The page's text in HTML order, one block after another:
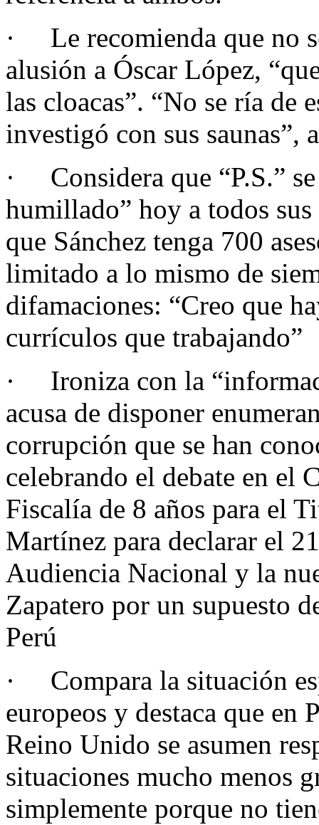
· Le recomienda que no
alusión a Óscar López,
las cloacas”. “No se ría de
investigó con sus saunas”,
· Considera que “P.S.”
humillado” hoy a todos
que Sánchez tenga 700
limitado a lo mismo de
difamaciones: “Creo que
currículos que trabajando”
· Ironiza con la
acusa de disponer
corrupción que se han
celebrando el debate en el
Fiscalía de 8 años para el
Martínez para declarar el
Audiencia Nacional y la
Zapatero por un supuesto
Perú
· Compara la situación
europeos y destaca que en
Reino Unido se asumen
situaciones mucho menos
simplemente porque no